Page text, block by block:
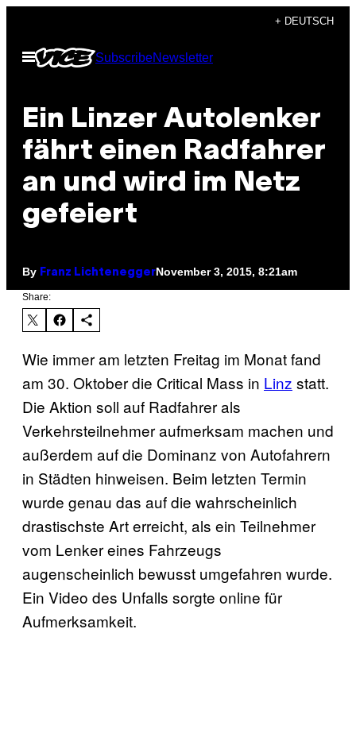
content
+ DEUTSCH
Open
Menu
SubscribeNewsletter
Ein Linzer Autolenker
fährt einen Radfahrer
an und wird im Netz
gefeiert
By Franz LichteneggerNovember 3, 2015, 8:21am
Share:
Wie immer am letzten Freitag im Monat fand
am 30. Oktober die Critical Mass in Linz statt.
Die Aktion soll auf Radfahrer als
Verkehrsteilnehmer aufmerksam machen und
außerdem auf die Dominanz von Autofahrern
in Städten hinweisen. Beim letzten Termin
wurde genau das auf die wahrscheinlich
drastischste Art erreicht, als ein Teilnehmer
vom Lenker eines Fahrzeugs
augenscheinlich bewusst umgefahren wurde.
Ein Video des Unfalls sorgte online für
Aufmerksamkeit.